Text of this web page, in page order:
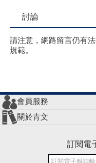
討論
請注意，網路留言仍有
規範。
會員服務
會員辦法
客服信箱
隱私條款
網站導覽
關於青文
訂閱電